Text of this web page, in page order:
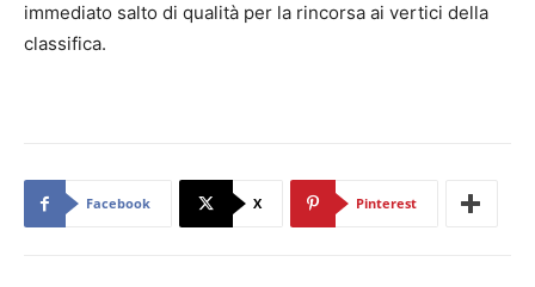
immediato salto di qualità per la rincorsa ai vertici della
classifica.
Facebook X Pinterest